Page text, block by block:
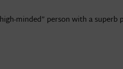
minded” person with a superb